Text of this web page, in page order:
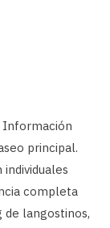
Información
principal.
completa
de langostinos,